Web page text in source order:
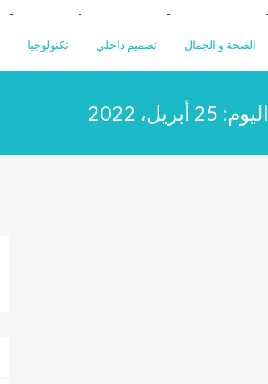
الصحة و الجمال تصميم داخلي تكنولوجيا
اليوم: 25 أبريل، 2022